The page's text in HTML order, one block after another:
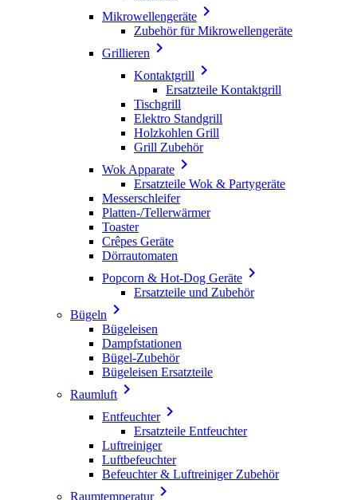
Mikrowellengeräte 
Zubehör für Mikrowellengeräte
Grillieren 
Kontaktgrill 
Ersatzteile Kontaktgrill
Tischgrill
Elektro Standgrill
Holzkohlen Grill
Grill Zubehör
Wok Apparate 
Ersatzteile Wok & Partygeräte
Messerschleifer
Platten-/Tellerwärmer
Toaster
Crêpes Geräte
Dörrautomaten
Popcorn & Hot-Dog Geräte 
Ersatzteile und Zubehör
Bügeln 
Bügeleisen
Dampfstationen
Bügel-Zubehör
Bügeleisen Ersatzteile
Raumluft 
Entfeuchter
Ersatzteile Entfeuchter
Luftreiniger
Luftbefeuchter
Befeuchter & Luftreiniger Zubehör
Raumtemperatur